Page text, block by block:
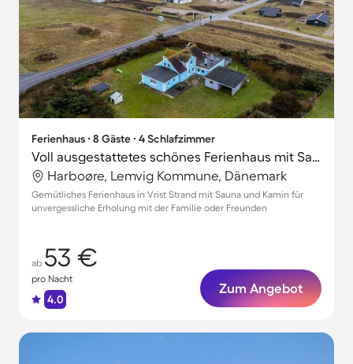
Ferienhaus ∙ 8 Gäste ∙ 4 Schlafzimmer
Voll ausgestattetes schönes Ferienhaus mit Sauna und Terrasse | Nah am Strand | Haustiere sind willkommen
Harboøre, Lemvig Kommune, Dänemark
Gemütliches Ferienhaus in Vrist Strand mit Sauna und Kamin für
unvergessliche Erholung mit der Familie oder Freunden
ab 53 €
pro Nacht
4.0
Zum Angebot